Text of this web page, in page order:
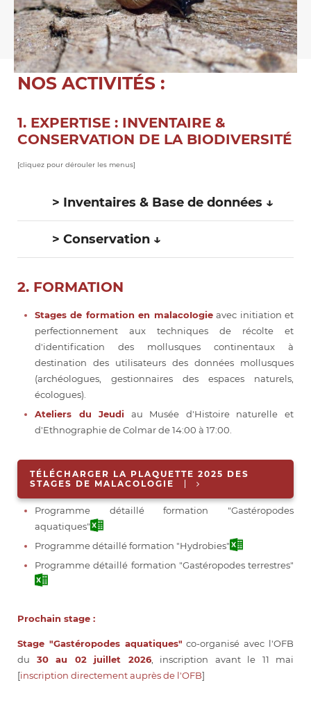
NOS ACTIVITÉS :
1. EXPERTISE : INVENTAIRE &
CONSERVATION DE LA BIODIVERSITÉ
[cliquez pour dérouler les menus]
> Inventaires & Base de données ↓
> Conservation ↓
2. FORMATION
Stages de formation en malacoIogieavec initiation et
perfectionnement aux techniques de récolte et
d'identification des mollusques continentaux à
destination des utilisateurs des données mollusques
(archéologues, gestionnaires des espaces naturels,
écologues).
Ateliers du Jeudi au Musée d'Histoire naturelle et
d'Ethnographie de Colmar de 14:00 à 17:00.
TÉLÉCHARGER LA PLAQUETTE 2025 DES
STAGES DE MALACOLOGIE
Programme détaillé formation "Gastéropodes
aquatiques"
Programme détaillé formation "Hydrobies"
Programme détaillé formation "Gastéropodes terrestres"
Prochain stage :
Stage "Gastéropodes aquatiques" co-organisé avec l'OFB
du 30 au 02 juillet 2026, inscription avant le 11 mai
[inscription directement auprès de l'OFB]